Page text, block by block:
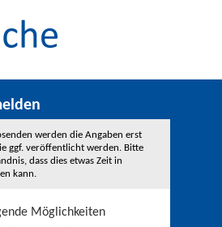
werden die Angaben erst
ggf. veröffentlicht werden. Bitte
dass dies etwas Zeit in
kann.
Möglichkeiten